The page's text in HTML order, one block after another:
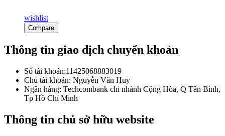
wishlist
Compare
Thông tin giao dịch chuyển khoản
Số tài khoản:11425068883019
Chủ tài khoản: Nguyễn Văn Huy
Ngân hàng: Techcombank chi nhánh Cộng Hòa, Q Tân Bình,
Tp Hồ Chí Minh
Thông tin chủ sở hữu website